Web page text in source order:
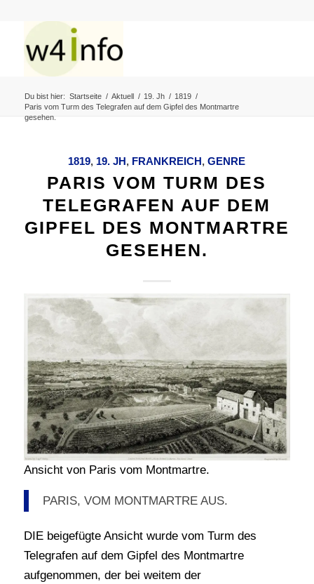
Du bist hier: Startseite / Aktuell / 19. Jh / 1819 /
Paris vom Turm des Telegrafen auf dem Gipfel des Montmartre
gesehen.
1819, 19. JH, FRANKREICH,GENRE
PARIS VOM TURM DES
TELEGRAFEN AUF DEM
GIPFEL DES MONTMARTRE
GESEHEN.
Ansicht von Paris vom Montmartre.
PARIS, VOM MONTMARTRE AUS.
DIE beigefügte Ansicht wurde vom Turm des
Telegrafen auf dem Gipfel des Montmartre
aufgenommen, der bei weitem der